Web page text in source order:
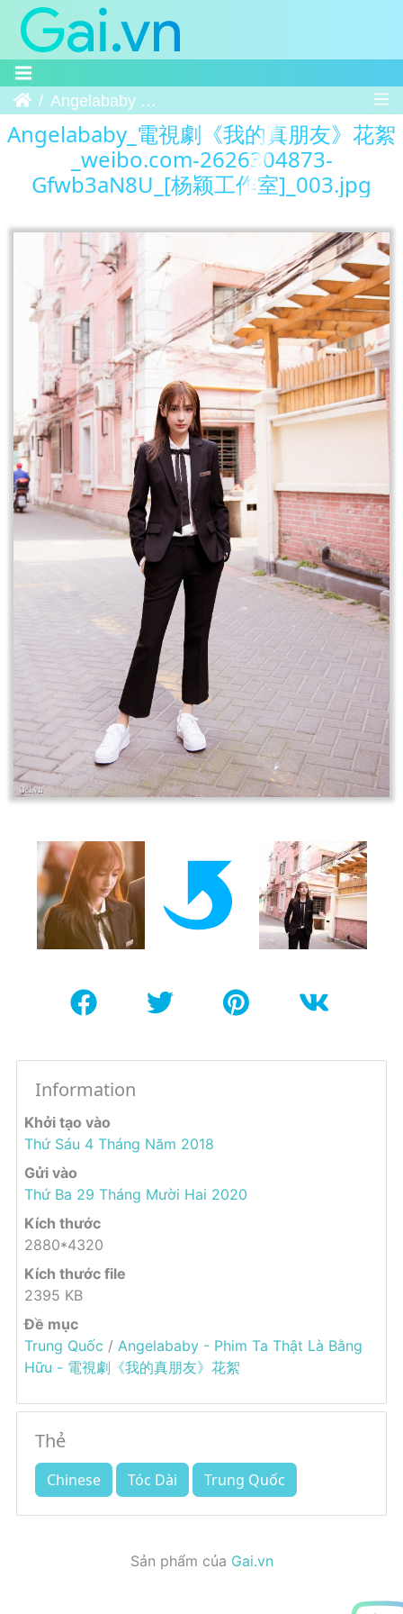
Trang chủAngelababy 電視劇《我的真朋友》花絮 weibo.com-2626304873-Gfwb3aN8U [杨颖工作室] 003
Angelababy_電視劇《我的真朋友》花絮
_weibo.com-2626304873-
Gfwb3aN8U_[杨颖工作室]_003.jpg
Information
Khởi tạo vào
Thứ Sáu 4 Tháng Năm 2018
Gửi vào
Thứ Ba 29 Tháng Mười Hai 2020
Kích thước
2880*4320
Kích thước file
2395 KB
Đề mục
Trung Quốc / Angelababy - Phim Ta Thật Là Bằng
Hữu - 電視劇《我的真朋友》花絮
Thẻ
Chinese Tóc Dài Trung Quốc
Sản phẩm của Gai.vn